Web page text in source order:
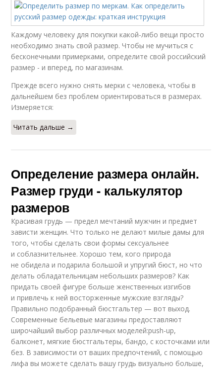
Каждому человеку для покупки какой-либо вещи просто
необходимо знать свой размер. Чтобы не мучиться с
бесконечными примерками, определите свой российский
размер - и вперед, по магазинам.
Прежде всего нужно снять мерки с человека, чтобы в
дальнейшем без проблем ориентироваться в размерах.
Измеряется:
Читать дальше →
Определение размера онлайн.
Размер груди - калькулятор
размеров
Красивая грудь — предел мечтаний мужчин и предмет
зависти женщин. Что только не делают милые дамы для
того, чтобы сделать свои формы сексуальнее
и соблазнительнее. Хорошо тем, кого природа
не обидела и подарила большой и упругий бюст, но что
делать обладательницам небольших размеров? Как
придать своей фигуре больше женственных изгибов
и привлечь к ней восторженные мужские взгляды?
Правильно подобранный бюстгальтер — вот выход.
Современные бельевые магазины предоставляют
широчайший выбор различных моделей:push-up,
балконет, мягкие бюстгальтеры, бандо, с косточками или
без. В зависимости от ваших предпочтений, с помощью
лифа вы можете сделать вашу грудь визуально больше,